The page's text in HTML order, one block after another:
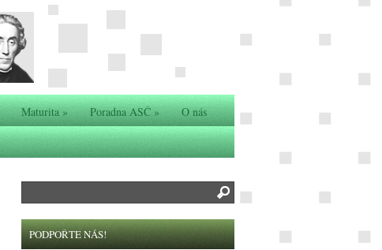
Maturita» Poradna ASČ» O nás
PODPOŘTE NÁS!